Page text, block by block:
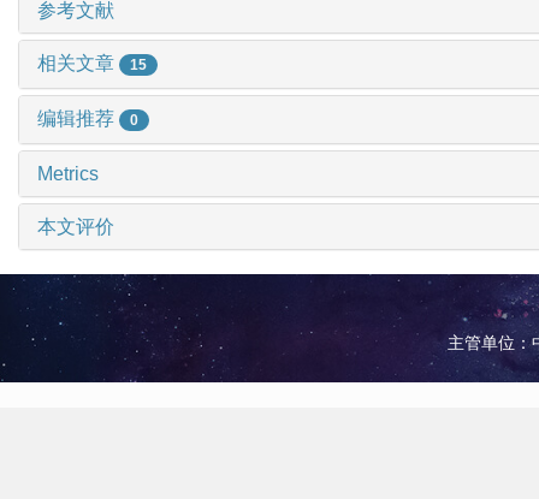
参考文献
相关文章 15
编辑推荐 0
Metrics
本文评价
主管单位：